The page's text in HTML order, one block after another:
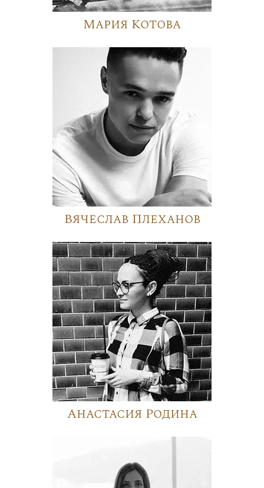
Мария Котова
Вячеслав Плеханов
Анастасия Родина